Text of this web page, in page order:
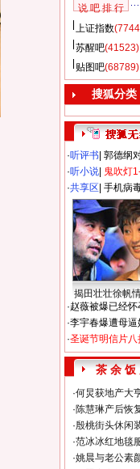
说 吧 排 行
上证指数
苏醒吧(41523)
贴图吧(68789)
搜狐分类
·听评书 郭德纲
·听小说 鬼吹灯
·共享区 手机病
揭田壮壮徐帆
·赵薇被爆已经怀
·李宇春爆遭母逼
·圣诞节明信片八
茶 余 饭
·何炅获地产大
·陈慧琳产后恢
·殷桃街头休闲
·范冰冰红地毯
·姚晨与老公素